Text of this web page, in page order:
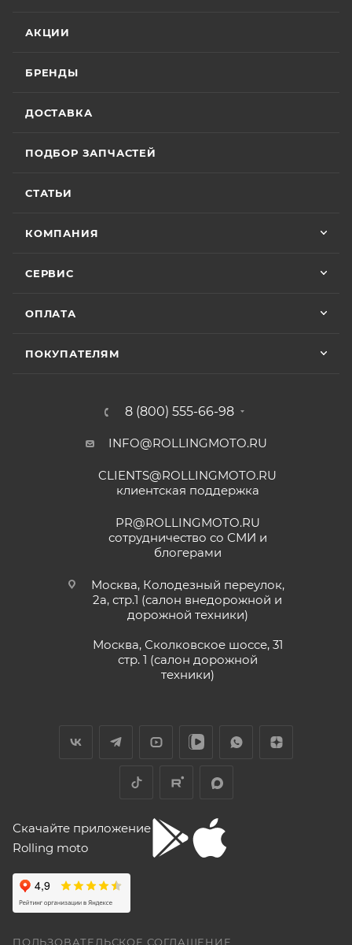
АКЦИИ
БРЕНДЫ
ДОСТАВКА
ПОДБОР ЗАПЧАСТЕЙ
СТАТЬИ
КОМПАНИЯ
СЕРВИС
ОПЛАТА
ПОКУПАТЕЛЯМ
8 (800) 555-66-98
INFO@ROLLINGMOTO.RU
CLIENTS@ROLLINGMOTO.RU
клиентская поддержка
PR@ROLLINGMOTO.RU
сотрудничество со СМИ и
блогерами
Москва, Колодезный переулок,
2а, стр.1 (салон внедорожной и
дорожной техники)
Москва, Сколковское шоссе, 31
стр. 1 (салон дорожной
техники)
Скачайте приложение
Rolling moto
ПОЛЬЗОВАТЕЛЬСКОЕ СОГЛАШЕНИЕ